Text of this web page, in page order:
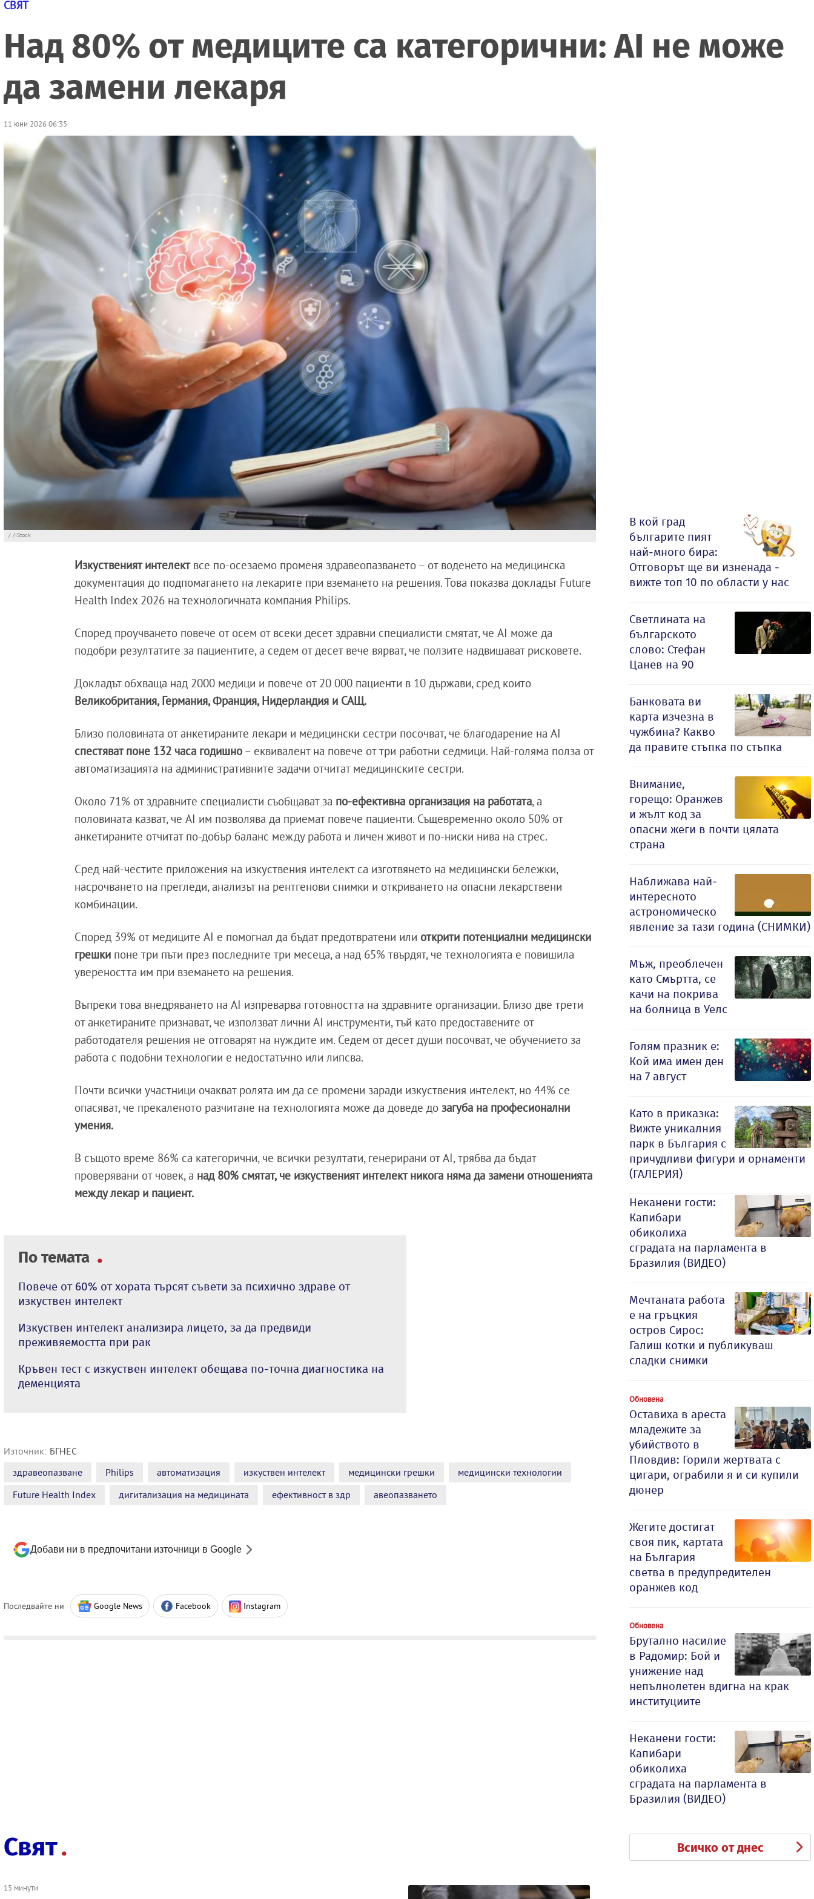
СВЯТ
Над 80% от медиците са категорични: AI не може
да замени лекаря
11 юни 2026 06:35
/ /iStock
Изкуственият интелектвсе по-осезаемо променя здравеопазването – от воденето на медицинска
документация до подпомагането на лекарите при вземането на решения. Това показва докладът Future
Health Index 2026 на технологичната компания Philips.
Според проучването повече от осем от всеки десет здравни специалисти смятат, че AI може да
подобри резултатите за пациентите, а седем от десет вече вярват, че ползите надвишават рисковете.
Докладът обхваща над 2000 медици и повече от 20 000 пациенти в 10 държави, сред които
Великобритания, Германия, Франция, Нидерландия и САЩ.
Близо половината от анкетираните лекари и медицински сестри посочват, че благодарение на AI
спестяват поне 132 часа годишно – еквивалент на повече от три работни седмици. Най-голяма полза от
автоматизацията на административните задачи отчитат медицинските сестри.
Около 71% от здравните специалисти съобщават за по-ефективна организация на работата, а
половината казват, че AI им позволява да приемат повече пациенти. Същевременно около 50% от
анкетираните отчитат по-добър баланс между работа и личен живот и по-ниски нива на стрес.
Сред най-честите приложения на изкуствения интелект са изготвянето на медицински бележки,
насрочването на прегледи, анализът на рентгенови снимки и откриването на опасни лекарствени
комбинации.
Според 39% от медиците AI е помогнал да бъдат предотвратени или открити потенциални медицински
грешки поне три пъти през последните три месеца, а над 65% твърдят, че технологията е повишила
увереността им при вземането на решения.
Въпреки това внедряването на AI изпреварва готовността на здравните организации. Близо две трети
от анкетираните признават, че използват лични AI инструменти, тъй като предоставените от
работодателя решения не отговарят на нуждите им. Седем от десет души посочват, че обучението за
работа с подобни технологии е недостатъчно или липсва.
Почти всички участници очакват ролята им да се промени заради изкуствения интелект, но 44% се
опасяват, че прекаленото разчитане на технологията може да доведе до загуба на професионални
умения.
В същото време 86% са категорични, че всички резултати, генерирани от AI, трябва да бъдат
проверявани от човек, а над 80% смятат, че изкуственият интелект никога няма да замени отношенията
между лекар и пациент.
По темата
Повече от 60% от хората търсят съвети за психично здраве от
изкуствен интелект
Изкуствен интелект анализира лицето, за да предвиди
преживяемостта при рак
Кръвен тест с изкуствен интелект обещава по-точна диагностика на
деменцията
Източник: БГНЕС
здравеопазване
Philips автоматизация изкуствен интелект медицински грешки
медицински технологии
Future Health Index
дигитализация на медицината ефективност в здр авеопазването
Добави ни в предпочитани източници в Google
Последвайте ни Google News Facebook Instagram
Свят
15 минути
В кой град
българите пият
най-много бира:
Отговорът ще ви изненада -
вижте топ 10 по области у нас
Светлината на
българското
слово: Стефан
Цанев на 90
Банковата ви
карта изчезна в
чужбина? Какво
да правите стъпка по стъпка
Внимание,
горещо: Оранжев
и жълт код за
опасни жеги в почти цялата
страна
Наближава най-
интересното
астрономическо
явление за тази година (СНИМКИ)
Мъж, преоблечен
като Смъртта, се
качи на покрива
на болница в Уелс
Голям празник е:
Кой има имен ден
на 7 август
Като в приказка:
Вижте уникалния
парк в България с
причудливи фигури и орнаменти
(ГАЛЕРИЯ)
Неканени гости:
Капибари
обиколиха
сградата на парламента в
Бразилия (ВИДЕО)
Мечтаната работа
е на гръцкия
остров Сирос:
Галиш котки и публикуваш
сладки снимки
Обновена
Оставиха в ареста
младежите за
убийството в
Пловдив: Горили жертвата с
цигари, ограбили я и си купили
дюнер
Жегите достигат
своя пик, картата
на България
светва в предупредителен
оранжев код
Обновена
Брутално насилие
в Радомир: Бой и
унижение над
непълнолетен вдигна на крак
институциите
Неканени гости:
Капибари
обиколиха
сградата на парламента в
Бразилия (ВИДЕО)
Всичко от днес